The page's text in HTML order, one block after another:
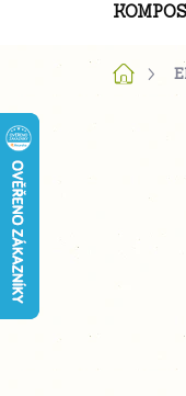
Domů